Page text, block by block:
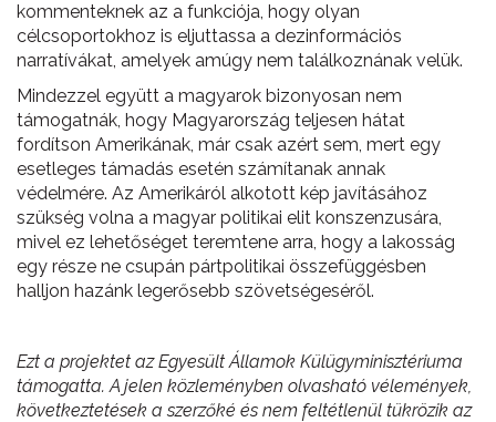
kommenteknek az a funkciója, hogy olyan
célcsoportokhoz is eljuttassa a dezinformációs
narratívákat, amelyek amúgy nem találkoznának velük.
Mindezzel együtt a magyarok bizonyosan nem
támogatnák, hogy Magyarország teljesen hátat
fordítson Amerikának, már csak azért sem, mert egy
esetleges támadás esetén számítanak annak
védelmére. Az Amerikáról alkotott kép javításához
szükség volna a magyar politikai elit konszenzusára,
mivel ez lehetőséget teremtene arra, hogy a lakosság
egy része ne csupán pártpolitikai összefüggésben
halljon hazánk legerősebb szövetségeséről.
Ezt a projektet az Egyesült Államok Külügyminisztériuma
támogatta. A jelen közleményben olvasható vélemények,
következtetések a szerzőké és nem feltétlenül tükrözik az